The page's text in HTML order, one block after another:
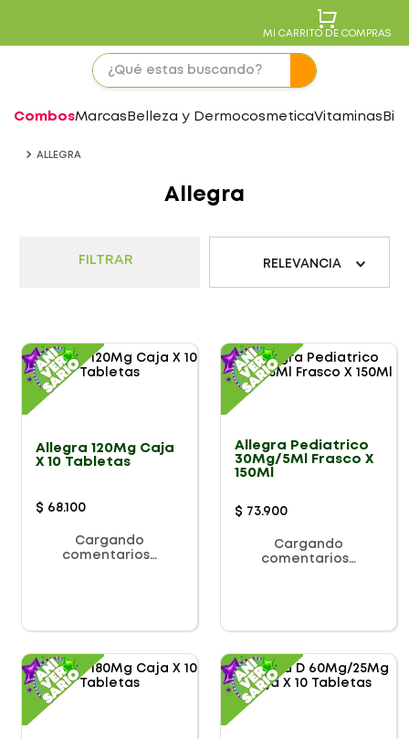
MI CARRITO DE COMPRAS
CombosMarcas Belleza y DermocosmeticaVitaminas
ALLEGRA
Allegra
FILTRAR RELEVANCIA
Allegra 120Mg Caja
X 10 Tabletas
$ 68.100
Cargando
comentarios…
Allegra Pediatrico
30Mg/5Ml Frasco X
150Ml
$ 73.900
Cargando
comentarios…